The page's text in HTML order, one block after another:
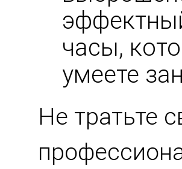
часы,
умеете
Не тратьте